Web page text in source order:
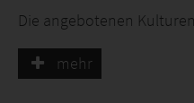
Die angebotenen
Produktionsplanung
Auftragserteilung in die
mehr